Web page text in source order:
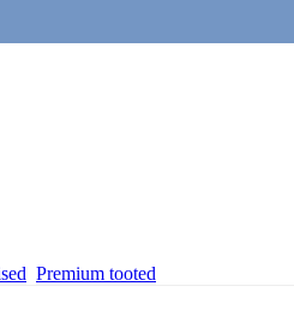
Premium tooted